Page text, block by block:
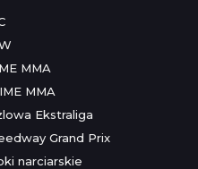
MMA
MMA
Ekstraliga
Grand Prix
narciarskie